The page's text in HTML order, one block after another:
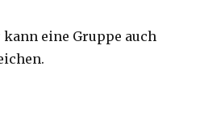
eine Gruppe auch